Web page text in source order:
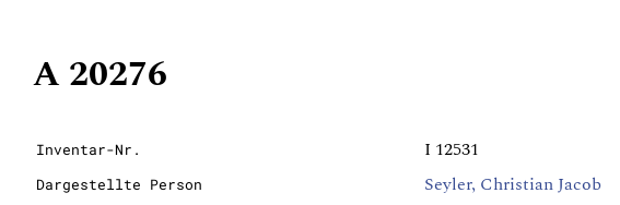
A 20276
Inventar-Nr. I 12531
Dargestellte Person Seyler, Christian Jacob